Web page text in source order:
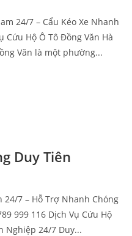
24/7 – Cẩu Kéo Xe Nhanh
Cứu Hộ Ô Tô Đồng Văn Hà
Văn là một phường...
Duy Tiên
24/7 – Hỗ Trợ Nhanh Chóng
999 116 Dịch Vụ Cứu Hộ
Nghiệp 24/7 Duy...